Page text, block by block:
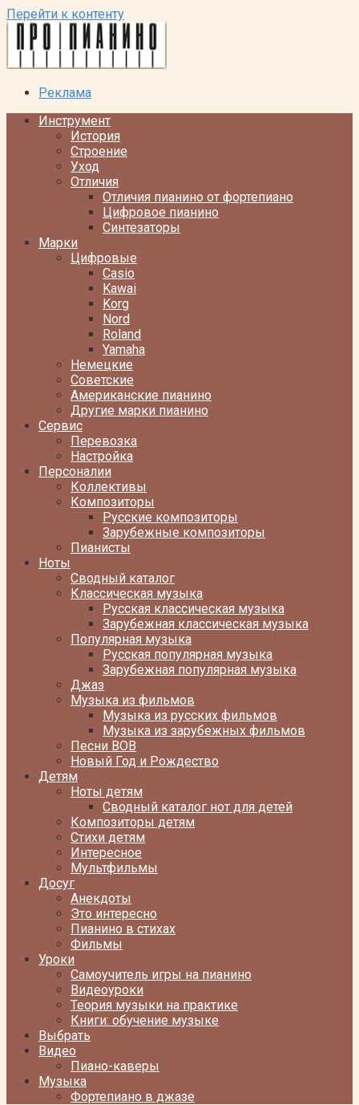
Перейти к контенту
Реклама
Инструмент
История
Строение
Уход
Отличия
Отличия пианино от фортепиано
Цифровое пианино
Синтезаторы
Марки
Цифровые
Casio
Kawai
Korg
Nord
Roland
Yamaha
Немецкие
Советские
Американские пианино
Другие марки пианино
Сервис
Перевозка
Настройка
Персоналии
Коллективы
Композиторы
Русские композиторы
Зарубежные композиторы
Пианисты
Ноты
Сводный каталог
Классическая музыка
Русская классическая музыка
Зарубежная классическая музыка
Популярная музыка
Русская популярная музыка
Зарубежная популярная музыка
Джаз
Музыка из фильмов
Музыка из русских фильмов
Музыка из зарубежных фильмов
Песни ВОВ
Новый Год и Рождество
Детям
Ноты детям
Сводный каталог нот для детей
Композиторы детям
Стихи детям
Интересное
Мультфильмы
Досуг
Анекдоты
Это интересно
Пианино в стихах
Фильмы
Уроки
Самоучитель игры на пианино
Видеоуроки
Теория музыки на практике
Книги: обучение музыке
Выбрать
Видео
Пиано-каверы
Музыка
Фортепиано в джазе